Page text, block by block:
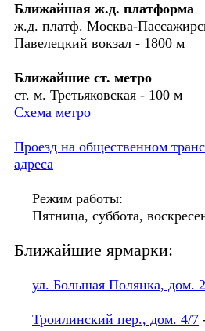
Ближайшая ж.д. платформа
ж.д. платф. Москва-
Павелецкий вокзал - 1800 м
Ближайшие ст. метро
ст. м. Третьяковская - 100 м
Схема метро
Проезд на общественном
адреса
Режим работы:
Пятница, суббота,
Ближайшие ярмарки:
ул. Большая Полянка, дом.
Троилинский пер., дом. 4/7